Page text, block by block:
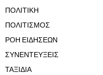
ΠΟΛΙΤΙΚΗ
ΠΟΛΙΤΙΣΜΟΣ
ΡΟΗ ΕΙΔΗΣΕΩΝ
ΣΥΝΕΝΤΕΥΞΕΙΣ
ΤΑΞΙΔΙΑ